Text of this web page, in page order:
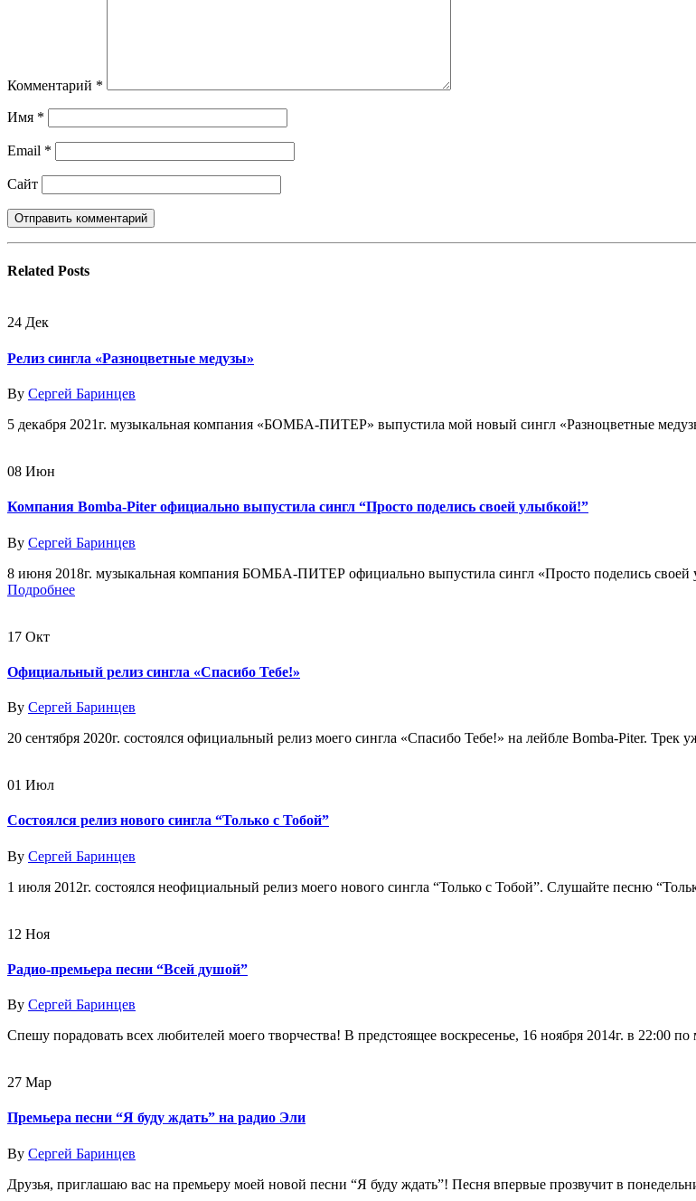
Комментарий *
Имя *
Email *
Сайт
Related Posts
24 Дек
Релиз сингла «Разноцветные медузы»
By Сергей Баринцев
5 декабря 2021г. музыкальная компания «БОМБА-ПИТЕР» выпустила мой новый сингл «Разноцветные
08 Июн
Компания Bomba-Piter официально выпустила сингл “Просто поделись своей улыбкой!”
By Сергей Баринцев
8 июня 2018г. музыкальная компания БОМБА-ПИТЕР официально выпустила сингл «Просто поделись своей
Подробнее
17 Окт
Официальный релиз сингла «Спасибо Тебе!»
By Сергей Баринцев
20 сентября 2020г. состоялся официальный релиз моего сингла «Спасибо Тебе!» на лейбле Bomba-Piter. Трек
01 Июл
Состоялся релиз нового сингла “Только с Тобой”
By Сергей Баринцев
1 июля 2012г. состоялся неофициальный релиз моего нового сингла “Только с Тобой”. Слушайте песню
12 Ноя
Радио-премьера песни “Всей душой”
By Сергей Баринцев
Спешу порадовать всех любителей моего творчества! В предстоящее воскресенье, 16 ноября 2014г. в 22:00
27 Мар
Премьера песни “Я буду ждать” на радио Эли
By Сергей Баринцев
Друзья, приглашаю вас на премьеру моей новой песни “Я буду ждать”! Песня впервые прозвучит в